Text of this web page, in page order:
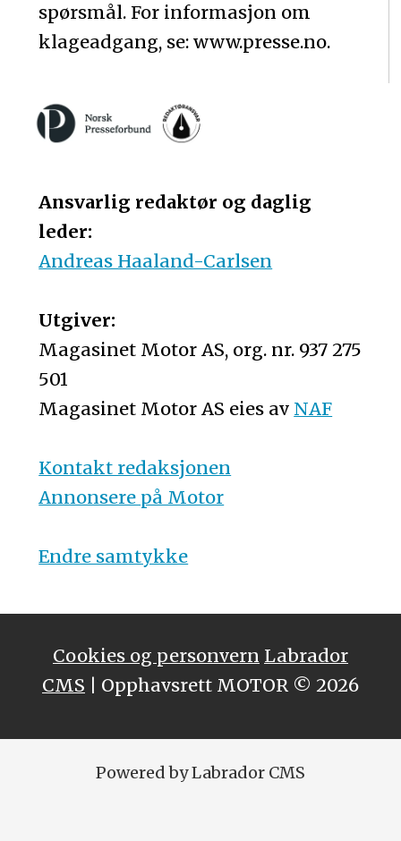
spørsmål. For informasjon om
klageadgang, se: www.presse.no.
Ansvarlig redaktør og daglig
leder:
Andreas Haaland-Carlsen
Utgiver:
Magasinet Motor AS, org. nr. 937 275
501
Magasinet Motor AS eies av NAF
Kontakt redaksjonen
Annonsere på Motor
Endre samtykke
Cookies og personvern Labrador
CMS | Opphavsrett MOTOR © 2026
Powered by Labrador CMS